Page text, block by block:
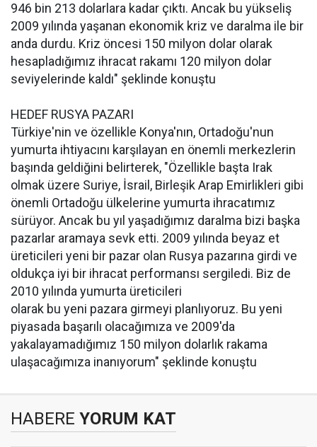
946 bin 213 dolarlara kadar çıktı. Ancak bu yükseliş
2009 yılında yaşanan ekonomik kriz ve daralma ile bir
anda durdu. Kriz öncesi 150 milyon dolar olarak
hesapladığımız ihracat rakamı 120 milyon dolar
seviyelerinde kaldı" şeklinde konuştu
HEDEF RUSYA PAZARI
Türkiye'nin ve özellikle Konya'nın, Ortadoğu'nun
yumurta ihtiyacını karşılayan en önemli merkezlerin
başında geldiğini belirterek, "Özellikle başta Irak
olmak üzere Suriye, İsrail, Birleşik Arap Emirlikleri gibi
önemli Ortadoğu ülkelerine yumurta ihracatımız
sürüyor. Ancak bu yıl yaşadığımız daralma bizi başka
pazarlar aramaya sevk etti. 2009 yılında beyaz et
üreticileri yeni bir pazar olan Rusya pazarına girdi ve
oldukça iyi bir ihracat performansı sergiledi. Biz de
2010 yılında yumurta üreticileri
olarak bu yeni pazara girmeyi planlıyoruz. Bu yeni
piyasada başarılı olacağımıza ve 2009'da
yakalayamadığımız 150 milyon dolarlık rakama
ulaşacağımıza inanıyorum" şeklinde konuştu
HABERE YORUM KAT